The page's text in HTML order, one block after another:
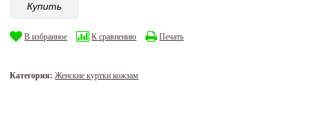
Купить
В избранное К сравнению Печать
Категория:Женские куртки кожзам